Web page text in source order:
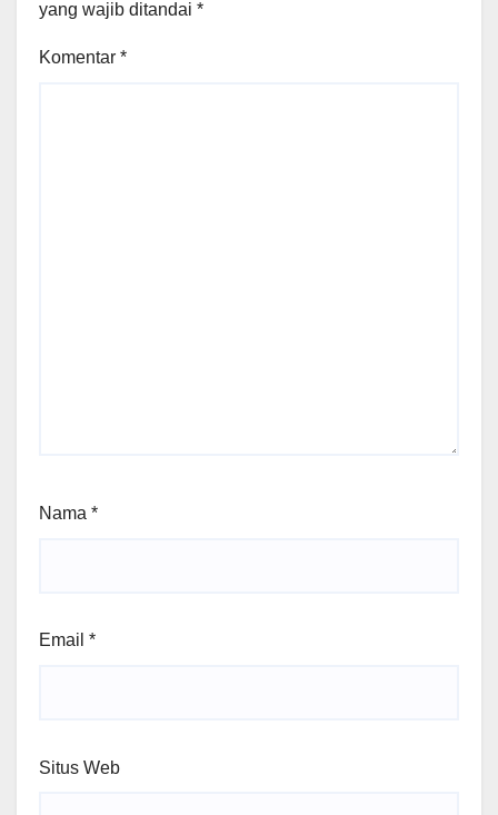
yang wajib ditandai *
Komentar *
Nama *
Email *
Situs Web